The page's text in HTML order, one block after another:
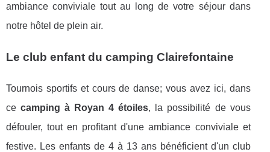
ambiance conviviale tout au long de votre séjour dans
notre hôtel de plein air.
Le club enfant du camping Clairefontaine
Tournois sportifs et cours de danse; vous avez ici, dans
cecamping à Royan 4 étoiles, la possibilité de vous
défouler, tout en profitant d'une ambiance conviviale et
festive. Les enfants de 4 à 13 ans bénéficient d'un club